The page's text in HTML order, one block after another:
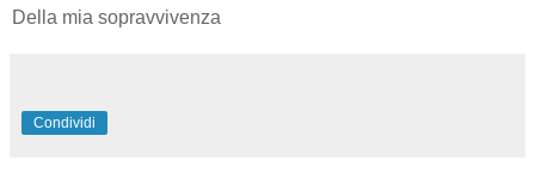
Della mia sopravvivenza
Condividi